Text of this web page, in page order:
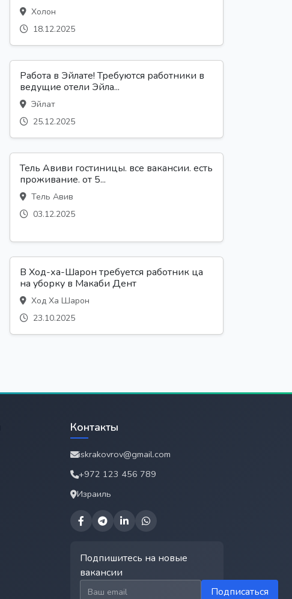
Холон
18.12.2025
Работа в Эйлате! Требуются работники в
ведущие отели Эйла...
Эйлат
25.12.2025
Тель Авиви гостиницы. все вакансии. есть
проживание. от 5...
Тель Авив
03.12.2025
В Ход-ха-Шарон требуется работник ца
на уборку в Макаби Дент
Ход Ха Шарон
23.10.2025
Контакты
iskrakovrov@gmail.com
+972 123 456 789
Израиль
Подпишитесь на новые
вакансии
Email для подписки
Подписаться